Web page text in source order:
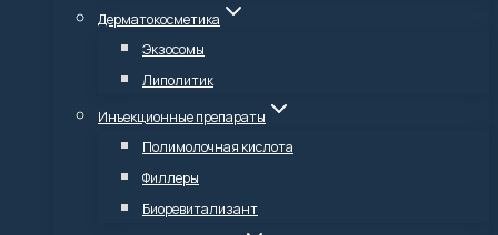
Дерматокосметика
Экзосомы
Липолитик
Инъекционные препараты
Полимолочная кислота
Филлеры
Биоревитализант